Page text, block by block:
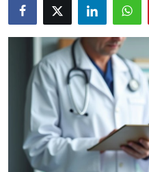
KEDİ MAMASI
VETERİNERLER